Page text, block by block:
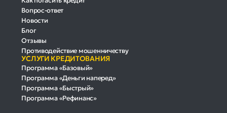
Вопрос-ответ
Новости
Блог
Отзывы
Противодействие мошенничеству
УСЛУГИ КРЕДИТОВАНИЯ
Программа «Базовый»
Программа «Деньги наперед»
Программа «Быстрый»
Программа «Рефинанс»